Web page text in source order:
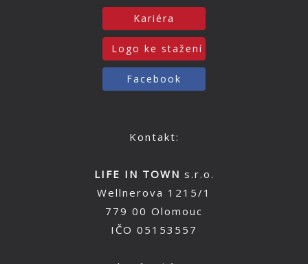
Kariéra
Logo ke stažení
Facebook
Kontakt:
LIFE IN TOWN s.r.o.
Wellnerova 1215/1
779 00 Olomouc
IČO 05153557